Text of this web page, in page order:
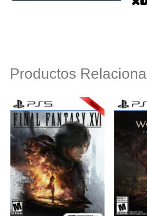
Productos